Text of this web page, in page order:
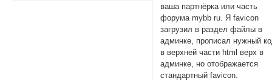
ваша партнёрка или часть
форума mybb ru. Я favicon
загрузил в раздел файлы в
админке, прописал нужный
в верхней части html верх в
админке, но отображается
стандартный favicon.